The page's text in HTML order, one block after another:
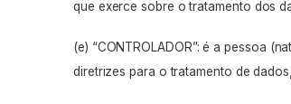
que exerce sobre o tratamento dos
(e) “CONTROLADOR”: é a pessoa
diretrizes para o tratamento de